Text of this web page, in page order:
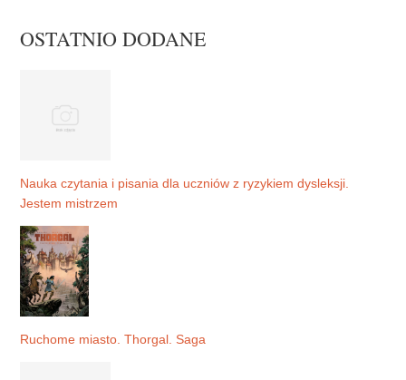
OSTATNIO DODANE
Nauka czytania i pisania dla uczniów z ryzykiem dysleksji.
Jestem mistrzem
Ruchome miasto. Thorgal. Saga